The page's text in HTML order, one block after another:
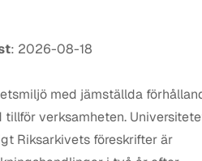
: 2026-08-18
med jämställda
verksamheten.
Riksarkivets föreskrifter är